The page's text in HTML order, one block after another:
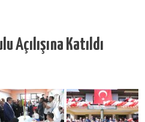
Açılışına Katıldı